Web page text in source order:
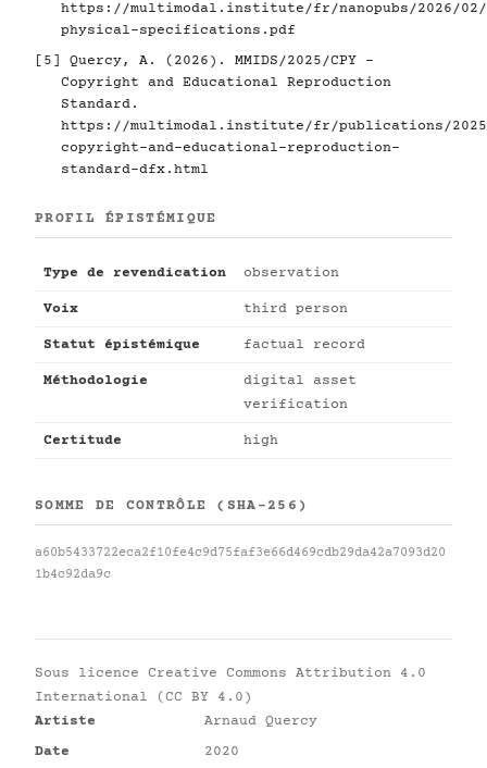
https://multimodal.institute/fr/nanopubs/2026/02/
physical-specifications.pdf
[5]
Quercy, A. (2026). MMIDS/2025/CPY -
Copyright and Educational Reproduction
Standard.
https://multimodal.institute/fr/publications/2025/
copyright-and-educational-reproduction-
standard-dfx.html
PROFIL ÉPISTÉMIQUE
Type de revendication observation
Voix third person
Statut épistémique factual record
Méthodologie
digital asset
verification
Certitude high
SOMME DE CONTRÔLE (SHA-256)
a60b5433722eca2f10fe4c9d75faf3e66d469cdb29da42a7093d20
1b4c92da9c
Sous licence Creative Commons Attribution 4.0
International (CC BY 4.0)
Artiste
Arnaud Quercy
Date
2020